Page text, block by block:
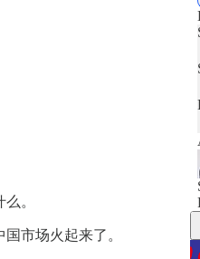
。
市场火起来了。